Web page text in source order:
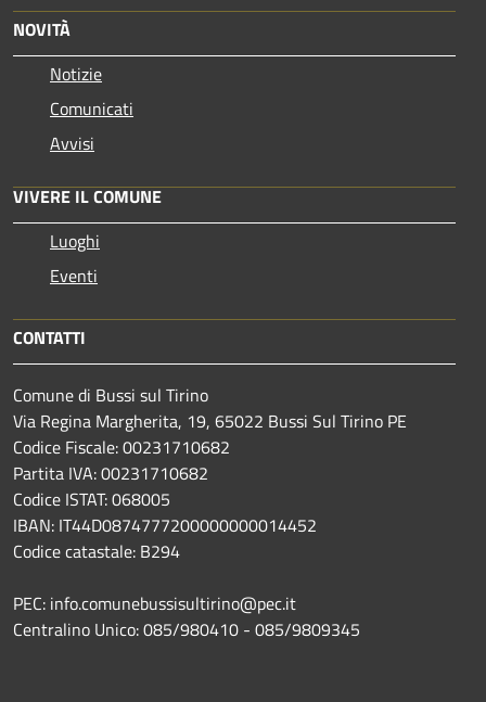
NOVITÀ
Notizie
Comunicati
Avvisi
VIVERE IL COMUNE
Luoghi
Eventi
CONTATTI
Comune di Bussi sul Tirino
Via Regina Margherita, 19, 65022 Bussi Sul Tirino PE
Codice Fiscale: 00231710682
Partita IVA: 00231710682
Codice ISTAT: 068005
IBAN: IT44D0874777200000000014452
Codice catastale: B294
PEC: info.comunebussisultirino@pec.it
Centralino Unico: 085/980410 - 085/9809345